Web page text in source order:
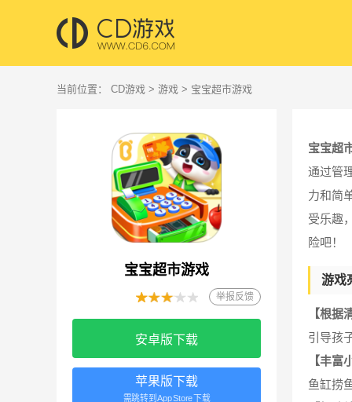
当前位置： CD游戏 > 游戏 > 宝宝超市游戏
宝宝超市游戏
举报反馈
安卓版下载
苹果版下载
需跳转到AppStore下载
宝宝超
通过管
力和简
受乐趣
险吧！
游戏
【根据
引导孩
【丰富
鱼缸捞